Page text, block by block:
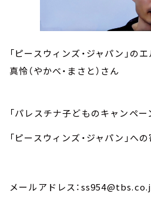
「ピースウィンズ・ジャパン」の
真怜（やかべ・まさと）さん
「パレスチナ子どものキャンペー
「ピースウィンズ・ジャパン」へ
メールアドレス：